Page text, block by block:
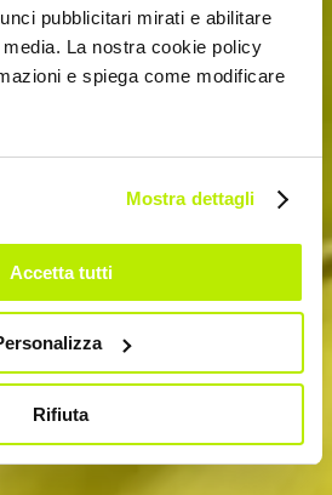
pubblicitari mirati e abilitare
La nostra cookie policy
e spiega come modificare
Mostra dettagli
Accetta tutti
Rifiuta